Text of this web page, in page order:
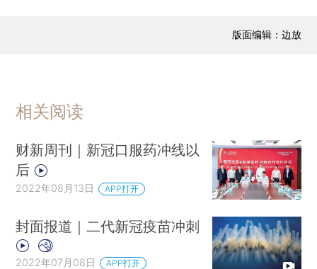
版面编辑：边放
相关阅读
财新周刊｜新冠口服药冲线以
后
2022年08月13日 APP打开
封面报道｜二代新冠疫苗冲刺
2022年07月08日 APP打开